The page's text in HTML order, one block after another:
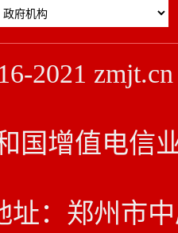
2021
国增值电信
址：郑州市